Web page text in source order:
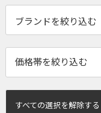
ブランドを絞り込む
すべての選択を解除する